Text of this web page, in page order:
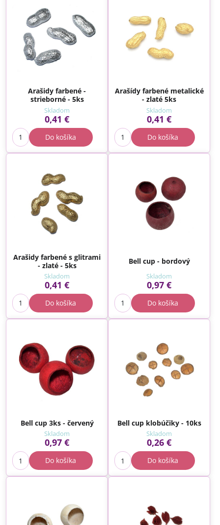
Arašidy farbené -
strieborné - 5ks
Skladom
0,41 €
Do košíka
Arašídy farbené metalické
- zlaté 5ks
Skladom
0,41 €
Do košíka
Arašidy farbené s glitrami
- zlaté - 5ks
Skladom
0,41 €
Do košíka
Bell cup - bordový
Skladom
0,97 €
Do košíka
Bell cup 3ks - červený
Skladom
0,97 €
Do košíka
Bell cup klobúčiky - 10ks
Skladom
0,26 €
Do košíka